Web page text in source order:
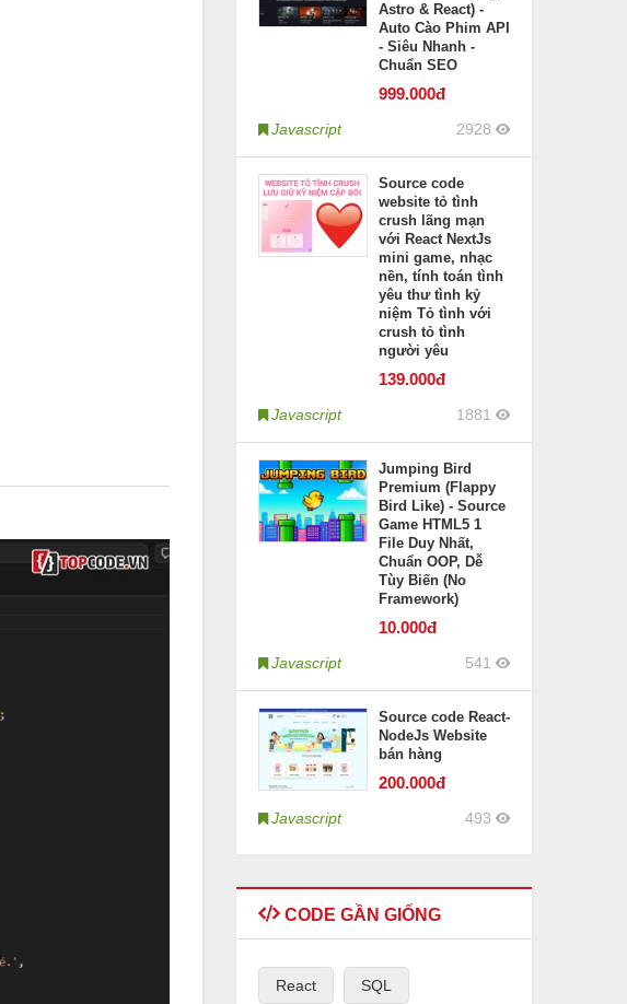
Astro & React) -
Auto Cào Phim API
- Siêu Nhanh -
Chuẩn SEO
999.000đ
Javascript 2928
Source code
website tỏ tình
crush lãng mạn
với React NextJs
mini game, nhạc
nền, tính toán tình
yêu thư tình kỷ
niệm Tỏ tình với
crush tỏ tình
người yêu
139.000đ
Javascript 1881
Jumping Bird
Premium (Flappy
Bird Like) - Source
Game HTML5 1
File Duy Nhất,
Chuẩn OOP, Dễ
Tùy Biến (No
Framework)
10.000đ
Javascript 541
Source code React-
NodeJs Website
bán hàng
200.000đ
Javascript 493
CODE GẦN GIỐNG
React SQL